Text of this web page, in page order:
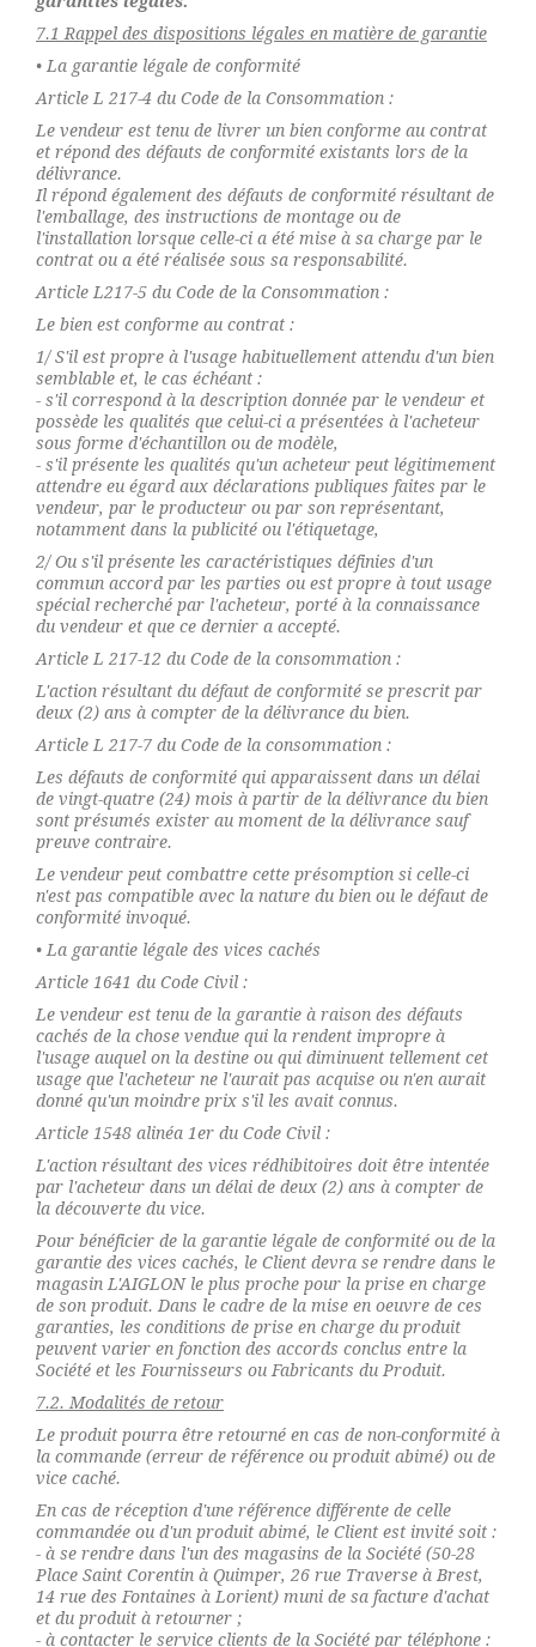
7.1 Rappel des dispositions légales en matière de garantie
• La garantie légale de conformité
Article L 217-4 du Code de la Consommation :
Le vendeur est tenu de livrer un bien conforme au contrat
et répond des défauts de conformité existants lors de la
délivrance.
Il répond également des défauts de conformité résultant de
l'emballage, des instructions de montage ou de
l'installation lorsque celle-ci a été mise à sa charge par le
contrat ou a été réalisée sous sa responsabilité.
Article L217-5 du Code de la Consommation :
Le bien est conforme au contrat :
1/ S'il est propre à l'usage habituellement attendu d'un bien
semblable et, le cas échéant :
- s'il correspond à la description donnée par le vendeur et
possède les qualités que celui-ci a présentées à l'acheteur
sous forme d'échantillon ou de modèle,
- s'il présente les qualités qu'un acheteur peut légitimement
attendre eu égard aux déclarations publiques faites par le
vendeur, par le producteur ou par son représentant,
notamment dans la publicité ou l'étiquetage,
2/ Ou s'il présente les caractéristiques définies d'un
commun accord par les parties ou est propre à tout usage
spécial recherché par l'acheteur, porté à la connaissance
du vendeur et que ce dernier a accepté.
Article L 217-12 du Code de la consommation :
L'action résultant du défaut de conformité se prescrit par
deux (2) ans à compter de la délivrance du bien.
Article L 217-7 du Code de la consommation :
Les défauts de conformité qui apparaissent dans un délai
de vingt-quatre (24) mois à partir de la délivrance du bien
sont présumés exister au moment de la délivrance sauf
preuve contraire.
Le vendeur peut combattre cette présomption si celle-ci
n'est pas compatible avec la nature du bien ou le défaut de
conformité invoqué.
• La garantie légale des vices cachés
Article 1641 du Code Civil :
Le vendeur est tenu de la garantie à raison des défauts
cachés de la chose vendue qui la rendent impropre à
l'usage auquel on la destine ou qui diminuent tellement cet
usage que l'acheteur ne l'aurait pas acquise ou n'en aurait
donné qu'un moindre prix s'il les avait connus.
Article 1548 alinéa 1er du Code Civil :
L'action résultant des vices rédhibitoires doit être intentée
par l'acheteur dans un délai de deux (2) ans à compter de
la découverte du vice.
Pour bénéficier de la garantie légale de conformité ou de la
garantie des vices cachés, le Client devra se rendre dans le
magasin L'AIGLON le plus proche pour la prise en charge
de son produit. Dans le cadre de la mise en oeuvre de ces
garanties, les conditions de prise en charge du produit
peuvent varier en fonction des accords conclus entre la
Société et les Fournisseurs ou Fabricants du Produit.
7.2. Modalités de retour
Le produit pourra être retourné en cas de non-conformité à
la commande (erreur de référence ou produit abimé) ou de
vice caché.
En cas de réception d'une référence différente de celle
commandée ou d'un produit abimé, le Client est invité soit :
- à se rendre dans l'un des magasins de la Société (50-28
Place Saint Corentin à Quimper, 26 rue Traverse à Brest,
14 rue des Fontaines à Lorient) muni de sa facture d'achat
et du produit à retourner ;
- à contacter le service clients de la Société par téléphone :